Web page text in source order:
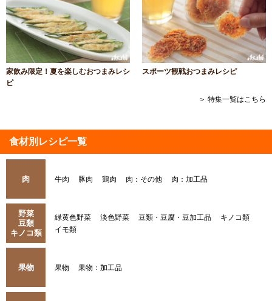
家飲み限定！夏を楽しむおつまみレシ
ピ
スポーツ観戦おつまみレシピ
＞ 特集一覧はこちら
食材別レシピ一覧
肉 牛肉 豚肉 鶏肉 肉：その他 肉：加工品
野菜
豆類
キノコ類
緑黄色野菜 淡色野菜 豆類・豆腐・豆加工品
キノコ類
イモ類
果物 果物 果物：加工品